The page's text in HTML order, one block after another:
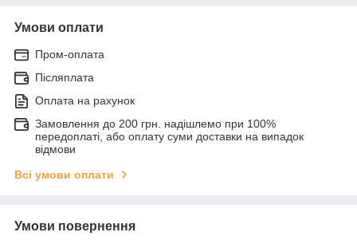
Умови оплати
Пром-оплата
Післяплата
Оплата на рахунок
Замовлення до 200 грн. надішлемо при 100%
передоплаті, або оплату суми доставки на випадок
відмови
Всі умови оплати
Умови повернення